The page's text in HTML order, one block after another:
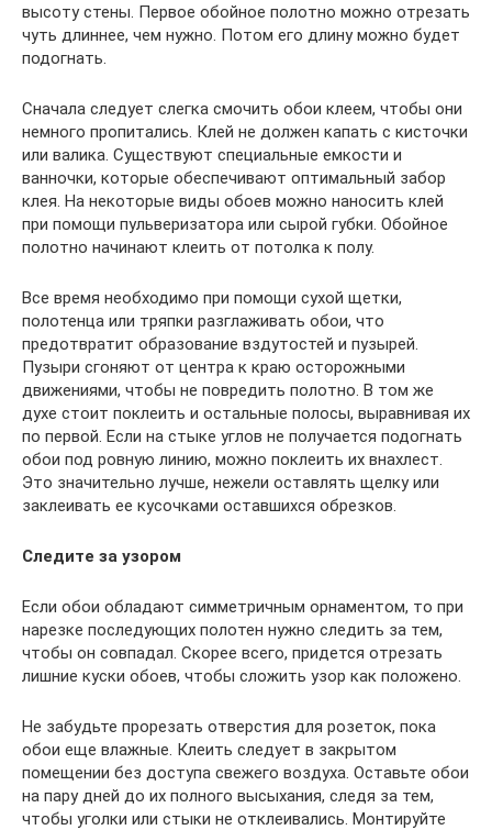
высоту стены. Первое обойное полотно можно отрезать
чуть длиннее, чем нужно. Потом его длину можно будет
подогнать.
Сначала следует слегка смочить обои клеем, чтобы они
немного пропитались. Клей не должен капать с кисточки
или валика. Существуют специальные емкости и
ванночки, которые обеспечивают оптимальный забор
клея. На некоторые виды обоев можно наносить клей
при помощи пульверизатора или сырой губки. Обойное
полотно начинают клеить от потолка к полу.
Все время необходимо при помощи сухой щетки,
полотенца или тряпки разглаживать обои, что
предотвратит образование вздутостей и пузырей.
Пузыри сгоняют от центра к краю осторожными
движениями, чтобы не повредить полотно. В том же
духе стоит поклеить и остальные полосы, выравнивая их
по первой. Если на стыке углов не получается подогнать
обои под ровную линию, можно поклеить их внахлест.
Это значительно лучше, нежели оставлять щелку или
заклеивать ее кусочками оставшихся обрезков.
Следите за узором
Если обои обладают симметричным орнаментом, то при
нарезке последующих полотен нужно следить за тем,
чтобы он совпадал. Скорее всего, придется отрезать
лишние куски обоев, чтобы сложить узор как положено.
Не забудьте прорезать отверстия для розеток, пока
обои еще влажные. Клеить следует в закрытом
помещении без доступа свежего воздуха. Оставьте обои
на пару дней до их полного высыхания, следя за тем,
чтобы уголки или стыки не отклеивались. Монтируйте